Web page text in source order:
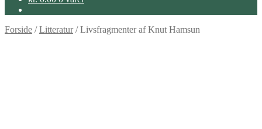
Forside /Litteratur/Livsfragmenter af Knut Hamsun